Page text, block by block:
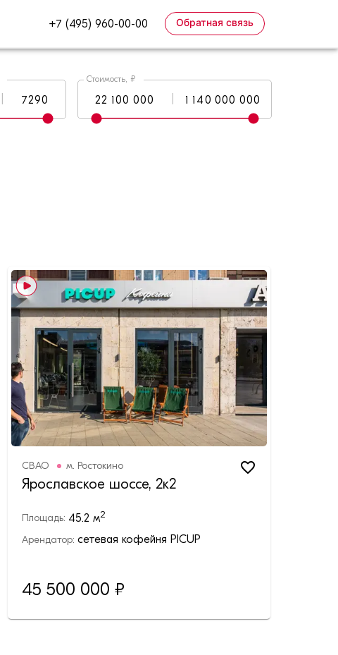
+7 (495) 960-00-00 Обратная связь
Стоимость, ₽
СВАО м. Ростокино
Ярославское шоссе, 2к2
Площадь: 45.2 м2
Арендатор: сетевая кофейня PICUP
45 500 000 ₽